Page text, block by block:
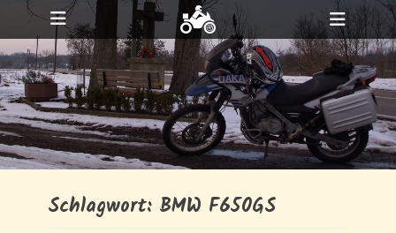
Primäres Menü
Zum
Inhalt
springen
Schlagwort: BMW F650GS